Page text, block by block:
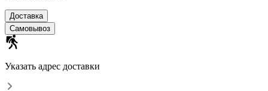
Доставка
Самовывоз
Указать адрес доставки